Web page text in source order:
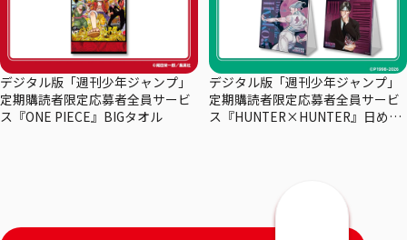
デジタル版「週刊少年ジャンプ」
定期購読者限定応募者全員サービ
ス『ONE PIECE』BIGタオル
デジタル版「週刊少年ジャンプ」
定期購読者限定応募者全員サービ
ス『HUNTER×HUNTER』日めく